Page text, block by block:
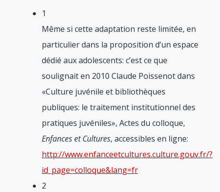
1
Même si cette adaptation reste limitée, en
particulier dans la proposition d’un espace
dédié aux adolescents: c’est ce que
soulignait en 2010 Claude Poissenot dans
«Culture juvénile et bibliothèques
publiques: le traitement institutionnel des
pratiques juvéniles», Actes du colloque,
Enfances et Cultures, accessibles en ligne:
http://www.enfanceetcultures.culture.gouv.fr/?
id_page=colloque&lang=fr
2